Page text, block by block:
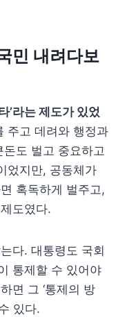
민 내려다보
’라는 제도가 있었
주고 데려와 행정과
도 벌고 중요하고
었지만, 공동체가
혹독하게 벌주고,
도였다.
다. 대통령도 국회
통제할 수 있어야
면 그 ‘통제의 방
있다.